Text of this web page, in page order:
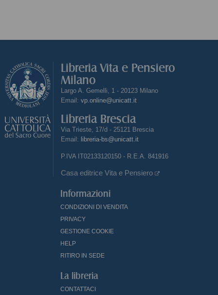
Libreria Vita e Pensiero
Milano
Largo A. Gemelli, 1 - 20123 Milano
Email: vp.online@unicatt.it
Libreria Brescia
Via Trieste, 17/d - 25121 Brescia
Email: libreria-bs@unicatt.it
P.IVA IT02133120150 - R.E.A. 841916
Casa editrice Vita e Pensiero
Informazioni
CONDIZIONI DI VENDITA
PRIVACY
GESTIONE COOKIE
HELP
RITIRO IN SEDE
La libreria
CONTATTACI